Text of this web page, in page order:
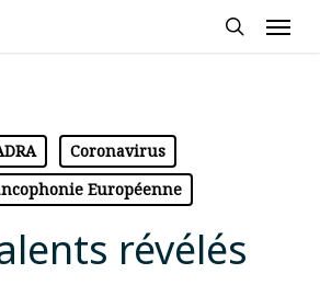
Coronavirus
Européenne
révélés